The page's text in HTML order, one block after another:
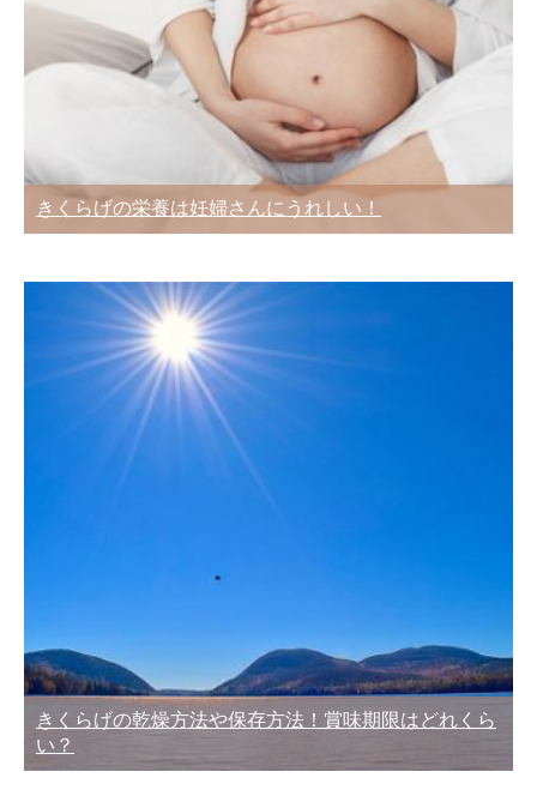
きくらげの栄養は妊婦さんにうれしい！
きくらげの乾燥方法や保存方法！賞味期限はどれくら
い？